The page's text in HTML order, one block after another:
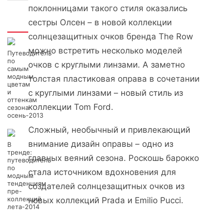
Интересно
Путеводитель
по
самым
модным
цветам
и
оттенкам
сезона
осень-2013
В
тренде:
путеводитель
по
модным
тенденциям
пре-
коллекций
лета-2014
поклонницами такого стиля оказались
сестры Олсен – в новой коллекции
солнцезащитных очков бренда The Row
можно встретить несколько моделей
очков с круглыми линзами. А заметно
толстая пластиковая оправа в сочетании
с круглыми линзами – новый стиль из
коллекции Tom Ford.
Сложный, необычный и привлекающий
внимание дизайн оправы – одно из
главных веяний сезона. Роскошь барокко
стала источником вдохновения для
создателей солнцезащитных очков из
новых коллекций Prada и Emilio Pucci.